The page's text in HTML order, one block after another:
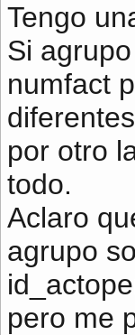
Tengo
Si
numfact
por otro
todo.
Aclaro
agrupo
pero me